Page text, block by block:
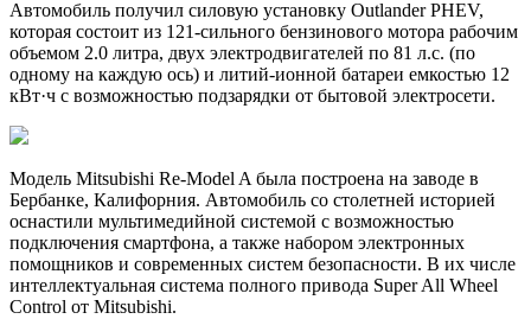
Автомобиль получил силовую установку Outlander PHEV,
которая состоит из 121-сильного бензинового мотора рабочим
объемом 2.0 литра, двух электродвигателей по 81 л.с. (по
одному на каждую ось) и литий-ионной батареи емкостью 12
кВт·ч с возможностью подзарядки от бытовой электросети.
Модель Mitsubishi Re-Model A была построена на заводе в
Бербанке, Калифорния. Автомобиль со столетней историей
оснастили мультимедийной системой с возможностью
подключения смартфона, а также набором электронных
помощников и современных систем безопасности. В их числе
интеллектуальная система полного привода Super All Wheel
Control от Mitsubishi.